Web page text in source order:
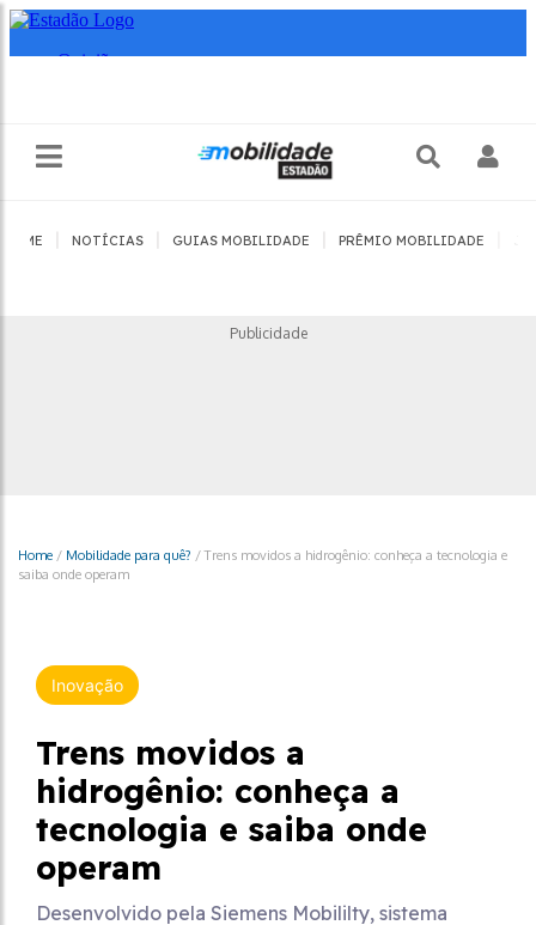
HOME NOTÍCIAS GUIAS MOBILIDADE PRÊMIO MOBILIDADE
Publicidade
Home / Mobilidade para quê? /Trens movidos a hidrogênio: conheça a tecnologia e
saiba onde operam
Inovação
Trens movidos a
hidrogênio: conheça a
tecnologia e saiba onde
operam
Desenvolvido pela Siemens Mobililty, sistema